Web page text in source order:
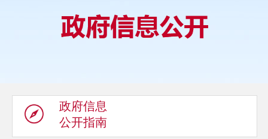
政府信息
公开指南